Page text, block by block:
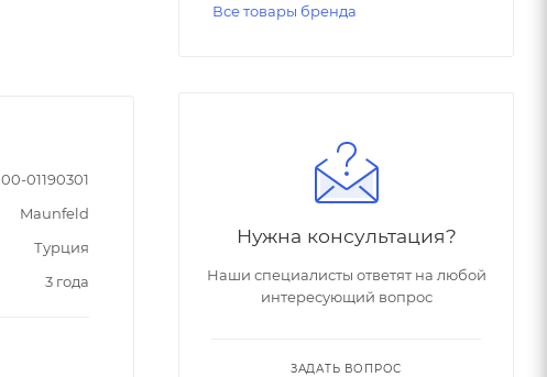
00-01190301
Maunfeld
Турция
3 года
Все товары бренда
Нужна консультация?
Наши специалисты ответят на любой
интересующий вопрос
ЗАДАТЬ ВОПРОС